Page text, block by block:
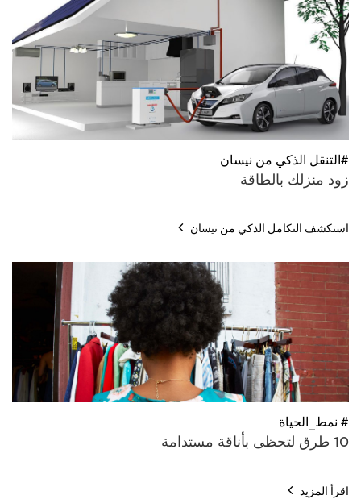
#التنقل الذكي من نيسان
زود منزلك بالطاقة
استكشف التكامل الذكي من نيسان
# نمط_الحياة
10 طرق لتحظى بأناقة مستدامة
اقرأ المزيد